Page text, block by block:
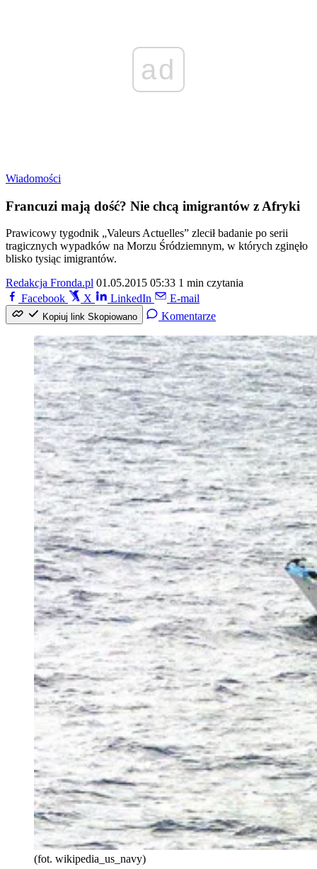
ad
Wiadomości
Francuzi mają dość? Nie chcą imigrantów z Afryki
Prawicowy tygodnik „Valeurs Actuelles” zlecił badanie po serii
tragicznych wypadków na Morzu Śródziemnym, w których zginęło
blisko tysiąc imigrantów.
Redakcja Fronda.pl 01.05.2015 05:33 1 min czytania
Facebook
X LinkedIn E-mail
Kopiuj link Skopiowano Komentarze
(fot. wikipedia_us_navy)